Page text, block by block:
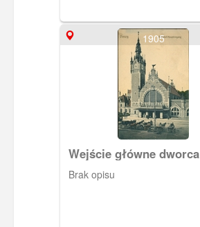
1905
Wejście główne dworca
kolejowego w Gdańsku
Brak opisu